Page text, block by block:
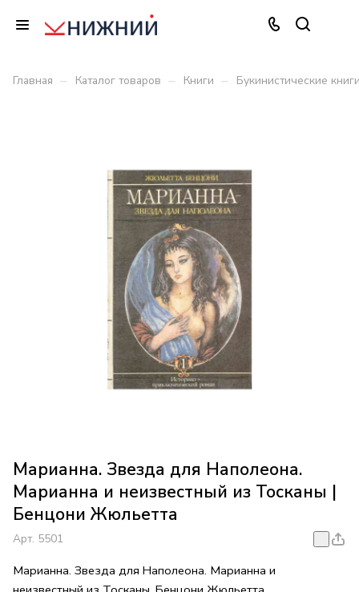
Главная – Каталог товаров – Книги – Букинистические
Марианна. Звезда для Наполеона.
Марианна и неизвестный из Тосканы |
Бенцони Жюльетта
Арт. 5501
Марианна. Звезда для Наполеона. Марианна и